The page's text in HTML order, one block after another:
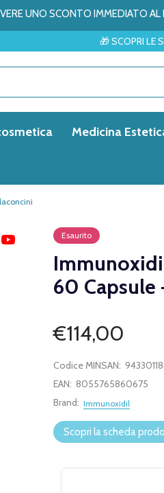
UNO SCONTO IMMEDIATO
🎁 SCOPRI LE SORPRESE DEL
Medicina
Esaurito
60 Capsule
€114,00
Codice MINSAN:
EAN: 8055765860675
Brand: Immunoxidil
Scopri la scheda